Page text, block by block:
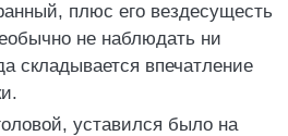
плюс его вездесущесть
не наблюдать ни
складывается впечатление
уставился было на